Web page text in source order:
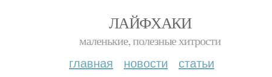
ЛАЙФХАКИ
маленькие, полезные хитрости
главная новости статьи